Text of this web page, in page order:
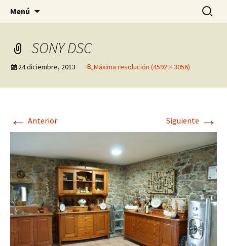
Quintasnovas
Pagina sobre licores,viño, cervexa, sidra,
receitas, fotografia, agricultura, informatica,
linux e outras afeccións
Menú Buscar:
SONY DSC
24 diciembre, 2013 Máxima resolución (4592 × 3056)
← Anterior Siguiente →